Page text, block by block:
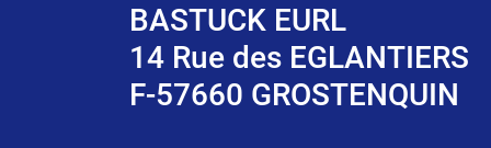
BASTUCK EURL
14 Rue des EGLANTIERS
F-57660 GROSTENQUIN